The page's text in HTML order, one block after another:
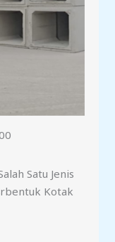
Satu Jenis
Kotak